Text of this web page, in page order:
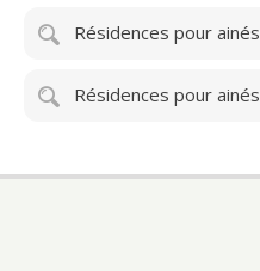
Résidences pour ainés
Résidences pour ainés